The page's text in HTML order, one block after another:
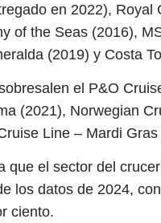
en 2022), Royal
of the Seas (2016),
(2019) y Costa
el P&O
(2021), Norwegian
Line – Mardi
que el sector del
los datos de 2024,
ciento.